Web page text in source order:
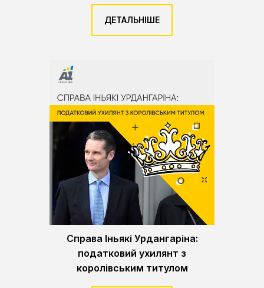
ДЕТАЛЬНІШЕ
Справа Іньякі Урдангаріна:
податковий ухилянт з
королівським титулом